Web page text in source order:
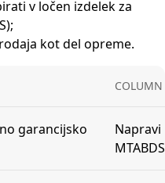
v ločen izdelek za
kot del opreme.
garancijsko
Napravi